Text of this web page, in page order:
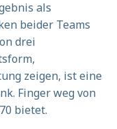
als
beider Teams
drei
zeigen, ist eine
Finger weg von
bietet.